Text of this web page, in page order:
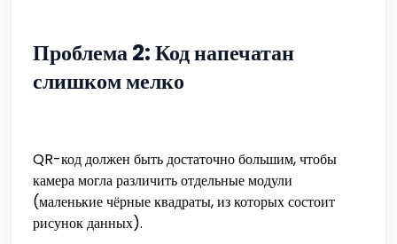
Проблема 2: Код напечатан
слишком мелко
QR-код должен быть достаточно большим, чтобы
камера могла различить отдельные модули
(маленькие чёрные квадраты, из которых состоит
рисунок данных).